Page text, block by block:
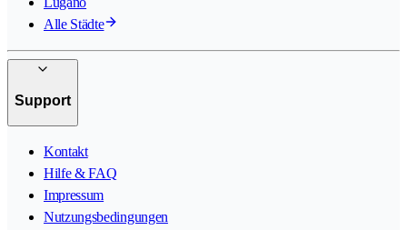
Alle Städte
Support
Kontakt
Hilfe & FAQ
Impressum
Nutzungsbedingungen